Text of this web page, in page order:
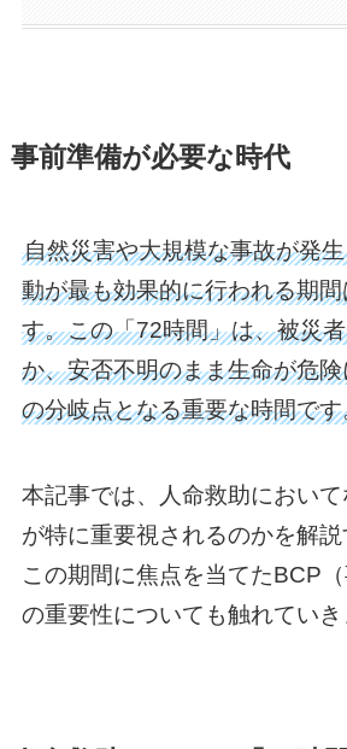
事前準備が必要な時代
自然災害や大規模な事故が発
動が最も効果的に行われる期
す。この「72時間」は、被災
か、安否不明のまま生命が危
の分岐点となる重要な時間です
本記事では、人命救助において
が特に重要視されるのかを解説
この期間に焦点を当てたBCP（
の重要性についても触れていき